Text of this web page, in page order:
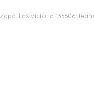
Zapatillas Victoria 136606